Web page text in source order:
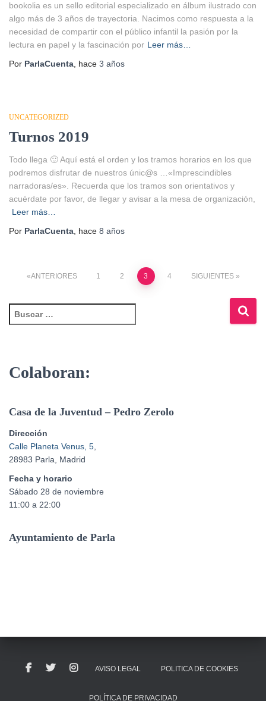
bookolia es un sello editorial especializado en álbum ilustrado con
algo más de 3 años de trayectoria. Nacimos como respuesta a la
necesidad de compartir con el público infantil la pasión por la
lectura en papel y la fascinación por Leer más…
Por ParlaCuenta , hace 3 años
UNCATEGORIZED
Turnos 2019
Todo llega 🙂 Aquí está el orden y los tramos horarios en los que
podremos disfrutar de nuestros únic@s …«Imprescindibles
narradoras/es». Recuerda que los tramos son orientativos y
acuérdate por favor, de llegar y avisar a la mesa de organización,
Leer más…
Por ParlaCuenta , hace 8 años
ANTERIORES 1 2 3 4 SIGUIENTES
Colaboran:
Casa de la Juventud – Pedro Zerolo
Dirección
Calle Planeta Venus, 5
28983 Parla, Madrid
Fecha y horario
Sábado 28 de noviembre
11:00 a 22:00
Ayuntamiento de Parla
AVISO LEGAL POLITICA DE COOKIES
POLÍTICA DE PRIVACIDAD